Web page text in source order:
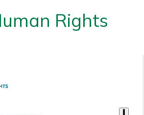
Rights